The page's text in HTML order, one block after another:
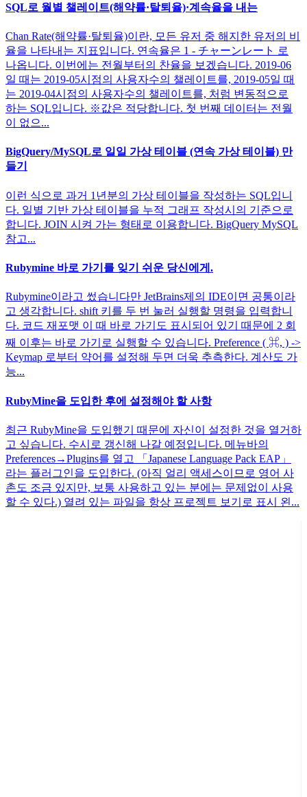
SQL로 월별 챌레이트(해약률·탈퇴율)·계속율을 내는
Chan Rate(해약률·탈퇴율)이란, 모든 유저 중 해지한 유저의 비
율을 나타내는 지표입니다. 연속율은 1 - チャーンレート 로
나옵니다. 이번에는 전월부터의 찬율을 보겠습니다. 2019-06
일 때는 2019-05시점의 사용자수의 챌레이트를, 2019-05일 때
는 2019-04시점의 사용자수의 챌레이트를, 처럼 변동적으로
하는 SQL입니다. ※값은 적당합니다. 첫 번째 데이터는 전월
이 없으...
BigQuery/MySQL로 일일 가상 테이블 (연속 가상 테이블) 만
들기
이런 식으로 과거 1년분의 가상 테이블을 작성하는 SQL입니
다. 일별 기반 가상 테이블을 누적 그래프 작성시의 기준으로
합니다. JOIN 시켜 가는 형태로 이용합니다. BigQuery MySQL
참고...
Rubymine 바로 가기를 잊기 쉬운 당신에게.
Rubymine이라고 썼습니다만 JetBrains제의 IDE이면 공통이라
고 생각합니다. shift 키를 두 번 눌러 실행할 명령을 입력합니
다. 코드 재포맷 이 때 바로 가기도 표시되어 있기 때문에 2 회
째 이후는 바로 가기로 실행할 수 있습니다. Preference ( ⌘, ) ->
Keymap 로부터 약어를 설정해 두면 더욱 추측한다. 계산도 가
능...
RubyMine을 도입한 후에 설정해야 할 사항
최근 RubyMine을 도입했기 때문에 자신이 설정한 것을 열거하
고 싶습니다. 수시로 갱신해 나갈 예정입니다. 메뉴바의
Preferences→Plugins를 열고 「Japanese Language Pack EAP」
라는 플러그인을 도입한다. (아직 얼리 액세스이므로 영어 사
촌도 조금 있지만, 보통 사용하고 있는 분에는 문제없이 사용
할 수 있다.) 열려 있는 파일을 항상 프로젝트 보기로 표시 왼...